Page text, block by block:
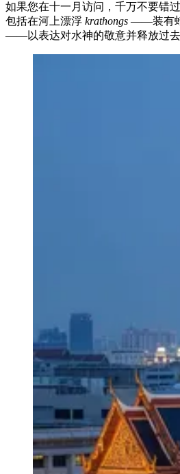
如果您在十一月访问，千万不要错
包括在河上漂浮 krathongs ——装有
——以表达对水神的敬意并释放过去